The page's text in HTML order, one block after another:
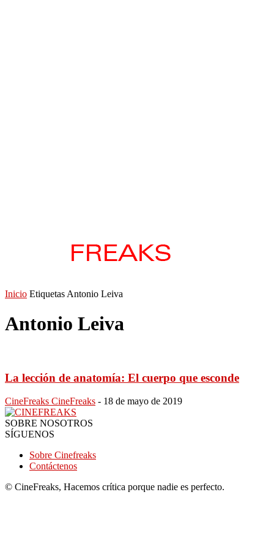
Inicio Etiquetas Antonio Leiva
Antonio Leiva
La lección de anatomía: El cuerpo que esconde
CineFreaks CineFreaks - 18 de mayo de 2019
SOBRE NOSOTROS
SÍGUENOS
Sobre Cinefreaks
Contáctenos
© CineFreaks, Hacemos crítica porque nadie es perfecto.